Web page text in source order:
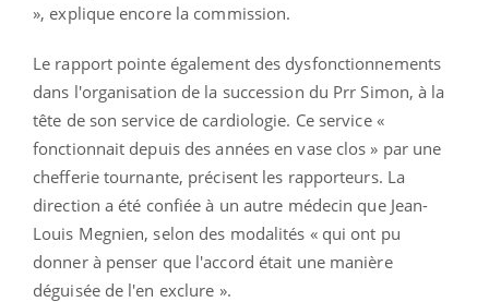
», explique encore la commission.
Le rapport pointe également des dysfonctionnements
dans l'organisation de la succession du Prr Simon, à la
tête de son service de cardiologie. Ce service «
fonctionnait depuis des années en vase clos » par une
chefferie tournante, précisent les rapporteurs. La
direction a été confiée à un autre médecin que Jean-
Louis Megnien, selon des modalités « qui ont pu
donner à penser que l'accord était une manière
déguisée de l'en exclure ».